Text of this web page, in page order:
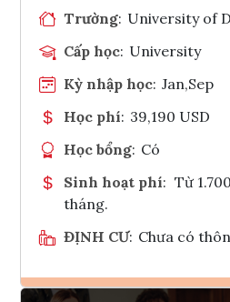
Trường: University of
Cấp học: University
Kỳ nhập học: Jan,Sep
Học phí: 39,190 USD
Học bổng: Có
Sinh hoạt phí: Từ
tháng.
ĐỊNH CƯ: Chưa có